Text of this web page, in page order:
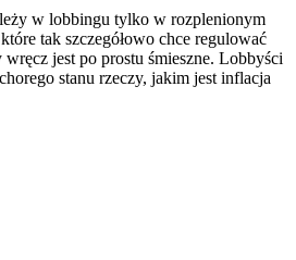
w lobbingu tylko w rozplenionym
tak szczegółowo chce regulować
jest po prostu śmieszne. Lobbyści
stanu rzeczy, jakim jest inflacja